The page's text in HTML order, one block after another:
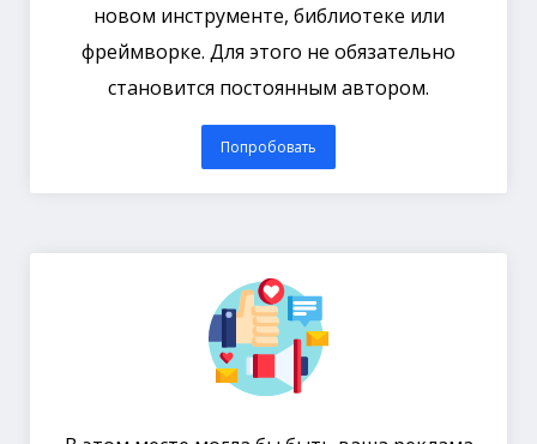
новом инструменте, библиотеке или
фреймворке. Для этого не обязательно
становится постоянным автором.
Попробовать